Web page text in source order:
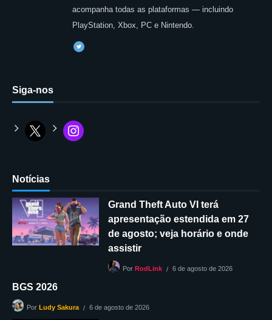
acompanha todas as plataformas — incluindo
PlayStation, Xbox, PC e Nintendo.
Siga-nos
Notícias
Grand Theft Auto VI terá
apresentação estendida em 27
de agosto; veja horário e onde
assistir
Por RodLink 6 de agosto de 2026
BGS 2026
Por Ludy Sakura 6 de agosto de 2026